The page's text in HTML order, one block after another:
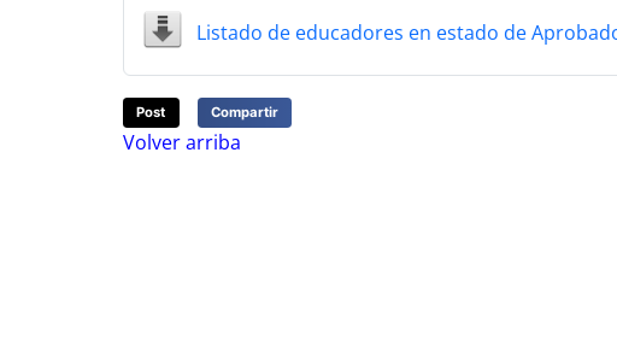
Listado de educadores en estado de
Post Compartir
Volver arriba